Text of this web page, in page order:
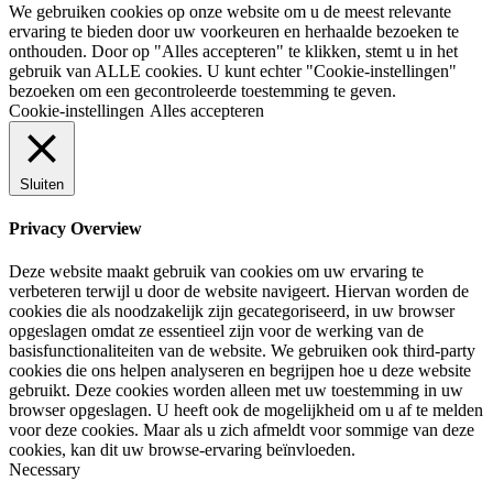
We gebruiken cookies op onze website om u de meest relevante
ervaring te bieden door uw voorkeuren en herhaalde bezoeken te
onthouden. Door op "Alles accepteren" te klikken, stemt u in het
gebruik van ALLE cookies. U kunt echter "Cookie-instellingen"
bezoeken om een ​​gecontroleerde toestemming te geven.
Cookie-instellingen Alles accepteren
Sluiten
Privacy Overview
Deze website maakt gebruik van cookies om uw ervaring te
verbeteren terwijl u door de website navigeert. Hiervan worden de
cookies die als noodzakelijk zijn gecategoriseerd, in uw browser
opgeslagen omdat ze essentieel zijn voor de werking van de
basisfunctionaliteiten van de website. We gebruiken ook third-party
cookies die ons helpen analyseren en begrijpen hoe u deze website
gebruikt. Deze cookies worden alleen met uw toestemming in uw
browser opgeslagen. U heeft ook de mogelijkheid om u af te melden
voor deze cookies. Maar als u zich afmeldt voor sommige van deze
cookies, kan dit uw browse-ervaring beïnvloeden.
Necessary